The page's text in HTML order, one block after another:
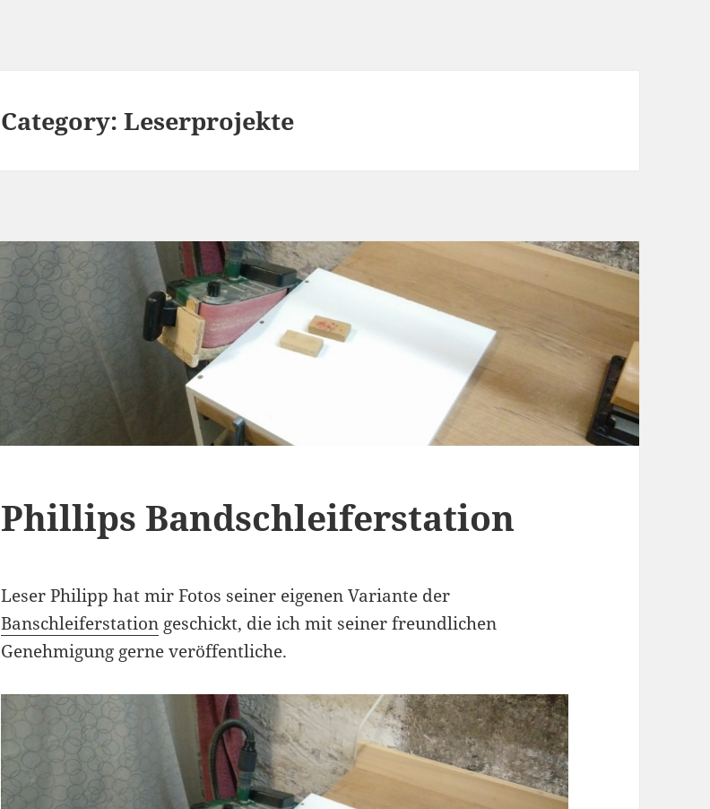
Category:Leserprojekte
Phillips Bandschleiferstation
Leser Philipp hat mir Fotos seiner eigenen Variante der
Banschleiferstation geschickt, die ich mit seiner freundlichen
Genehmigung gerne veröffentliche.